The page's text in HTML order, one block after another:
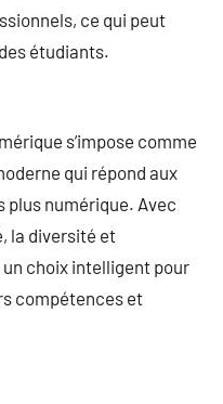
ce qui peut
étudiants.
s’impose comme
qui répond aux
plus numérique. Avec
la diversité et
un choix intelligent pour
compétences et